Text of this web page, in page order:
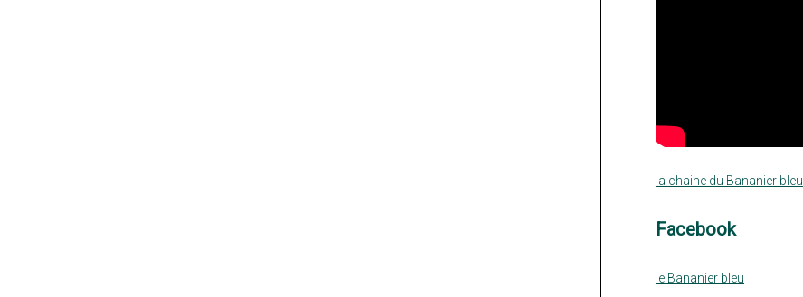
la chaine du Bananier bleu
Facebook
le Bananier bleu